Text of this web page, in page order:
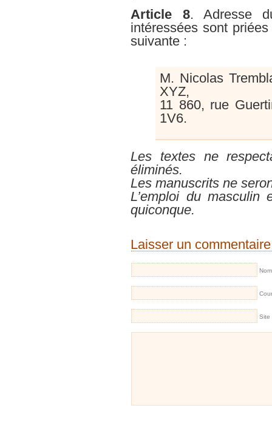
Article 8. Adresse
intéressées sont priées
suivante :
M. Nicolas
XYZ,
11 860, rue
1V6.
Les textes ne
éliminés.
Les manuscrits ne
L’emploi du
quiconque.
Laisser un commentaire
Site